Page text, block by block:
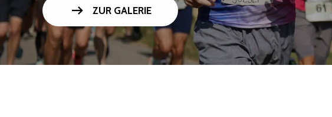
arrow_right_alt ZUR GALERIE